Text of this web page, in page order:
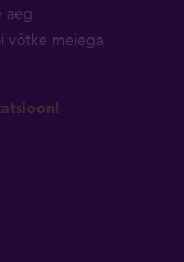
aeg
võtke meiega